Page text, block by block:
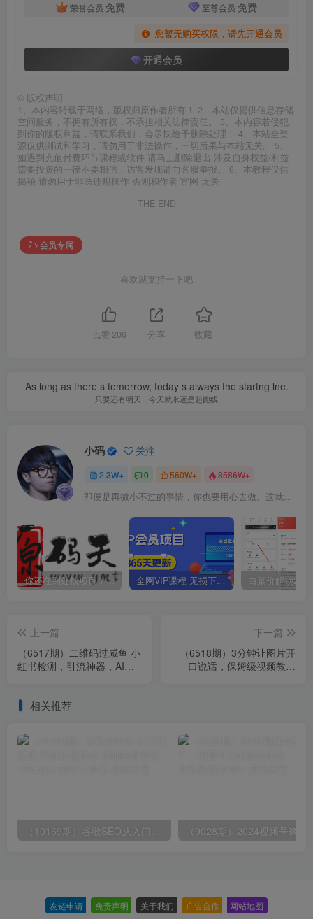
荣誉会员 免费 至尊会员 免费
您暂无购买权限，请先开通会员
开通会员
© 版权声明
1、本内容转载于网络，版权归原作者所有！ 2、本站仅提供信息存储
空间服务，不拥有所有权，不承担相关法律责任。 3、本内容若侵犯
到你的版权利益，请联系我们，会尽快给予删除处理！ 4、本站全资
源仅供测试和学习，请勿用于非法操作，一切后果与本站无关。 5、
如遇到充值付费环节课程或软件 请马上删除退出 涉及自身权益/利益
需要投资的一律不要相信，访客发现请向客服举报。 6、本教程仅供
揭秘 请勿用于非法违规操作 否则和作者 官网 无关
THE END
会员专属
喜欢就支持一下吧
点赞 206 分享 收藏
As long as there s tomorrow, today s always the startng lne.
只要还有明天，今天就永远是起跑线
小码 关注
2.3W+ 0 560W+ 8586W+
即便是再微小不过的事情，你也要用心去做。这就是成功的秘密
你还在到处找项目？还在当韭菜？我靠卖项目一个月收入5万+，曾经我也是个失败者。 全网VIP课程 无损下载~
上一篇
（6517期）二维码过咸鱼 小
红书检测，引流神器，AI二
下一篇
（6518期）3分钟让图片开
口说话，保姆级视频教程
相关推荐
友链申请 免责声明 关于我们 广告合作 网站地图